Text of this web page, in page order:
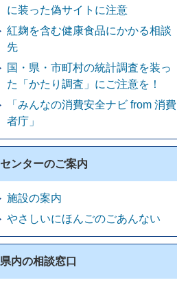
に装った偽サイトに注意
紅麹を含む健康食品にかかる相談
先
国・県・市町村の統計調査を装っ
た「かたり調査」にご注意を！
「みんなの消費安全ナビ from 消費
者庁」
センターのご案内
施設の案内
やさしいにほんごのごあんない
県内の相談窓口